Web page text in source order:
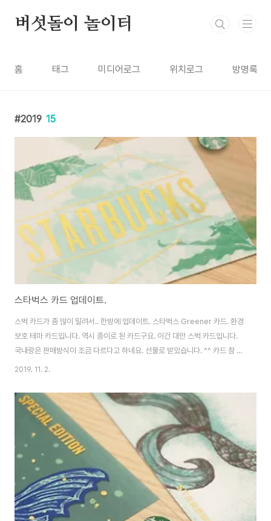
버섯돌이 놀이터
홈 태그 미디어로그 위치로그 방명록
2019 15
스타벅스 카드 업데이트.
스벅 카드가 좀 많이 밀려서.. 한방에 업데이트. 스타벅스 Greener 카드. 환경
보호 테마 카드입니다. 역시 종이로 된 카드구요. 이건 대만 스벅 카드입니다.
국내랑은 판매방식이 조금 다르다고 하네요. 선물로 받았습니다. ^^ 카드 참 예
뻐요. ^^ 역시 선물로 받은 인천 시티 카드. 인천 갈 일이 없으니... 언제 구하나
께. 둘 다 종이 재질 카드입니다. 이건 2019 해피할로윈 카드입니다. 박쥐 그림
인데... 솔직히 이쁘진 않네요. -ㅂ-;;; 최근엔 크리스마스 카드가 나오기 시작했
죠. 이번에도 5정 정도 나오는 것 같은데.. 그건 나중에~
2019. 11. 2.